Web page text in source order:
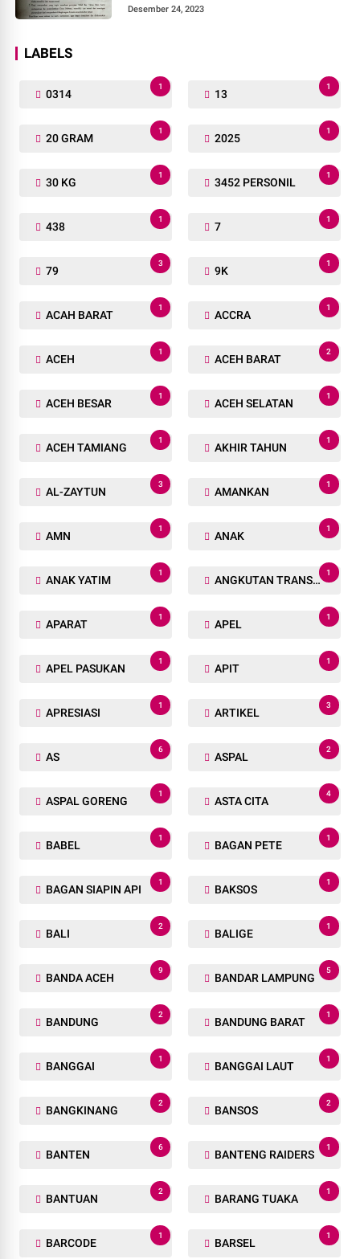
Desember 24, 2023
LABELS
0314
1
13
1
20 GRAM
1
2025
1
30 KG
1
3452 PERSONIL
1
438
1
7
1
79
3
9K
1
ACAH BARAT
1
ACCRA
1
ACEH
1
ACEH BARAT
2
ACEH BESAR
1
ACEH SELATAN
1
ACEH TAMIANG
1
AKHIR TAHUN
1
AL-ZAYTUN
3
AMANKAN
1
AMN
1
ANAK
1
ANAK YATIM
1
ANGKUTAN TRANSPORTASI
1
APARAT
1
APEL
1
APEL PASUKAN
1
APIT
1
APRESIASI
1
ARTIKEL
3
AS
6
ASPAL
2
ASPAL GORENG
1
ASTA CITA
4
BABEL
1
BAGAN PETE
1
BAGAN SIAPIN API
1
BAKSOS
1
BALI
2
BALIGE
1
BANDA ACEH
9
BANDAR LAMPUNG
5
BANDUNG
2
BANDUNG BARAT
1
BANGGAI
1
BANGGAI LAUT
1
BANGKINANG
2
BANSOS
2
BANTEN
6
BANTENG RAIDERS
1
BANTUAN
2
BARANG TUAKA
1
BARCODE
1
BARSEL
1